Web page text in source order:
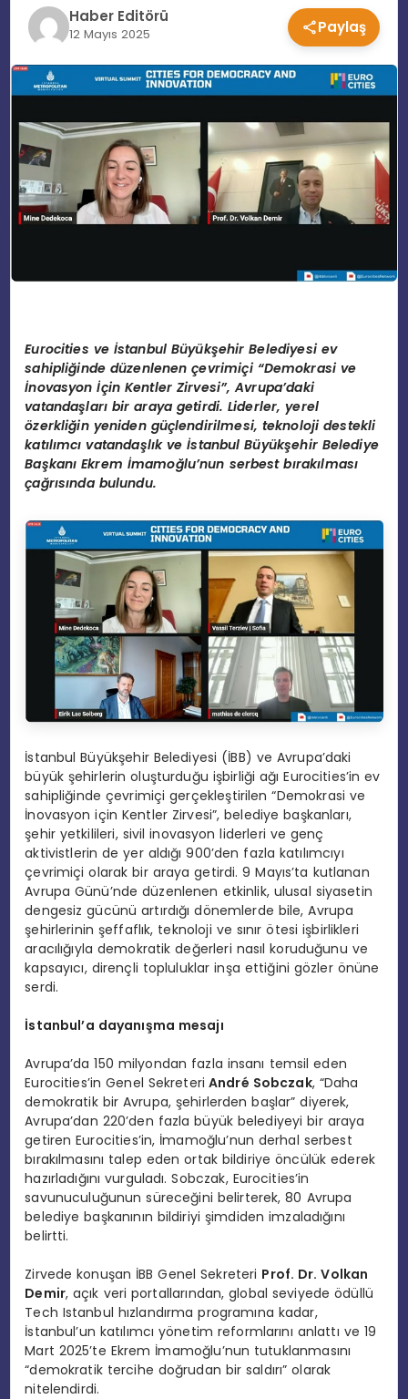
EĞITIM
MAGAZIN
SPOR
YAŞAM
Haber Editörü
12 Mayıs 2025 Paylaş
Eurocities ve İstanbul Büyükşehir Belediyesi ev
sahipliğinde düzenlenen çevrimiçi “Demokrasi ve
İnovasyon İçin Kentler Zirvesi”, Avrupa’daki
vatandaşları bir araya getirdi. Liderler, yerel
özerkliğin yeniden güçlendirilmesi, teknoloji destekli
katılımcı vatandaşlık ve İstanbul Büyükşehir Belediye
Başkanı Ekrem İmamoğlu’nun serbest bırakılması
çağrısında bulundu.
İstanbul Büyükşehir Belediyesi (İBB) ve Avrupa’daki
büyük şehirlerin oluşturduğu işbirliği ağı Eurocities’in ev
sahipliğinde çevrimiçi gerçekleştirilen “Demokrasi ve
İnovasyon için Kentler Zirvesi”, belediye başkanları,
şehir yetkilileri, sivil inovasyon liderleri ve genç
aktivistlerin de yer aldığı 900’den fazla katılımcıyı
çevrimiçi olarak bir araya getirdi. 9 Mayıs’ta kutlanan
Avrupa Günü’nde düzenlenen etkinlik, ulusal siyasetin
dengesiz gücünü artırdığı dönemlerde bile, Avrupa
şehirlerinin şeffaflık, teknoloji ve sınır ötesi işbirlikleri
aracılığıyla demokratik değerleri nasıl koruduğunu ve
kapsayıcı, dirençli topluluklar inşa ettiğini gözler önüne
serdi.
İstanbul’a dayanışma mesajı
Avrupa’da 150 milyondan fazla insanı temsil eden
Eurocities’in Genel Sekreteri André Sobczak, “Daha
demokratik bir Avrupa, şehirlerden başlar” diyerek,
Avrupa’dan 220’den fazla büyük belediyeyi bir araya
getiren Eurocities’in, İmamoğlu’nun derhal serbest
bırakılmasını talep eden ortak bildiriye öncülük ederek
hazırladığını vurguladı. Sobczak, Eurocities’in
savunuculuğunun süreceğini belirterek, 80 Avrupa
belediye başkanının bildiriyi şimdiden imzaladığını
belirtti.
Zirvede konuşan İBB Genel Sekreteri Prof. Dr. Volkan
Demir, açık veri portallarından, global seviyede ödüllü
Tech Istanbul hızlandırma programına kadar,
İstanbul’un katılımcı yönetim reformlarını anlattı ve 19
Mart 2025’te Ekrem İmamoğlu’nun tutuklanmasını
“demokratik tercihe doğrudan bir saldırı” olarak
nitelendirdi.